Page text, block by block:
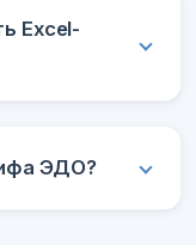
Excel-
ЭДО?